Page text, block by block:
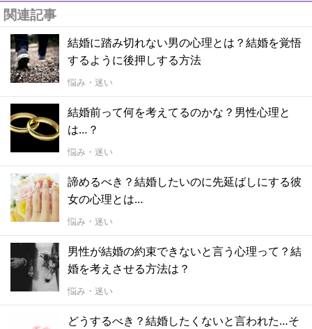
関連記事
結婚に踏み切れない男の心理とは？結婚を覚悟
するように後押しする方法
悩み・迷い
結婚前って何を考えてるのかな？男性心理と
は…？
悩み・迷い
諦めるべき？結婚したいのに先延ばしにする彼
女の心理とは…
悩み・迷い
男性が結婚の約束できないと言う心理って？結
婚を考えさせる方法は？
悩み・迷い
どうするべき？結婚したくないと言われた…そ